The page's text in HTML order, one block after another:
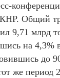
КНР. Общий
9,71 млрд
на 4,3%
до
же период